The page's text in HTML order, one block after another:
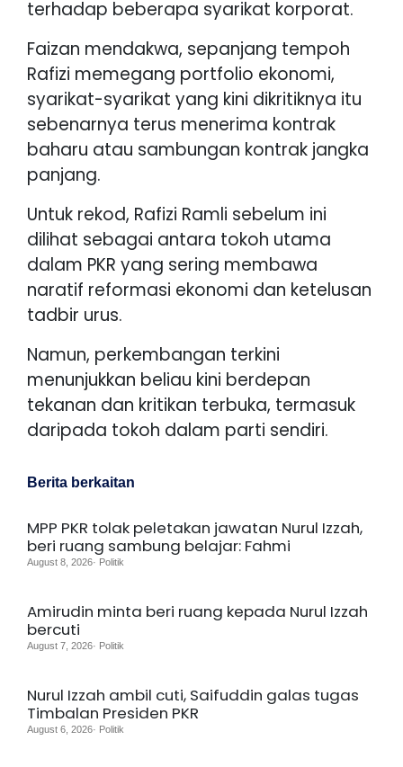
terhadap beberapa syarikat korporat.
Faizan mendakwa, sepanjang tempoh
Rafizi memegang portfolio ekonomi,
syarikat-syarikat yang kini dikritiknya itu
sebenarnya terus menerima kontrak
baharu atau sambungan kontrak jangka
panjang.
Untuk rekod, Rafizi Ramli sebelum ini
dilihat sebagai antara tokoh utama
dalam PKR yang sering membawa
naratif reformasi ekonomi dan ketelusan
tadbir urus.
Namun, perkembangan terkini
menunjukkan beliau kini berdepan
tekanan dan kritikan terbuka, termasuk
daripada tokoh dalam parti sendiri.
Berita berkaitan
MPP PKR tolak peletakan jawatan Nurul Izzah,
beri ruang sambung belajar: Fahmi
August 8, 2026· Politik
Amirudin minta beri ruang kepada Nurul Izzah
bercuti
August 7, 2026· Politik
Nurul Izzah ambil cuti, Saifuddin galas tugas
Timbalan Presiden PKR
August 6, 2026· Politik